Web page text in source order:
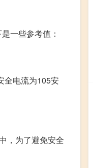
一些参考值：
全电流为105安
，为了避免安全